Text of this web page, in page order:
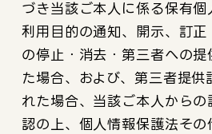
づき当該ご本人に係る保有個
利用目的の通知、開示、訂正
の停止・消去・第三者への
た場合、および、第三者提供
れた場合、当該ご本人からの
認の上、個人情報保護法その